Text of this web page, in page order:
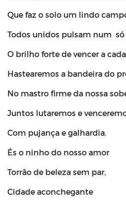
Que faz o solo um lindo
Todos unidos pulsam num só
O brilho forte de vencer a
Hastearemos a bandeira do
No mastro firme da nossa
Juntos lutaremos e
Com pujança e galhardia.
És o ninho do nosso amor
Torrão de beleza sem par,
Cidade aconchegante